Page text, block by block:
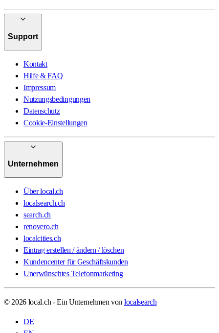
Support
Kontakt
Hilfe & FAQ
Impressum
Nutzungsbedingungen
Datenschutz
Cookie-Einstellungen
Unternehmen
Über local.ch
localsearch.ch
search.ch
renovero.ch
localcities.ch
Eintrag erstellen / ändern / löschen
Kundencenter für Geschäftskunden
Unerwünschtes Telefonmarketing
© 2026 local.ch - Ein Unternehmen von localsearch
DE